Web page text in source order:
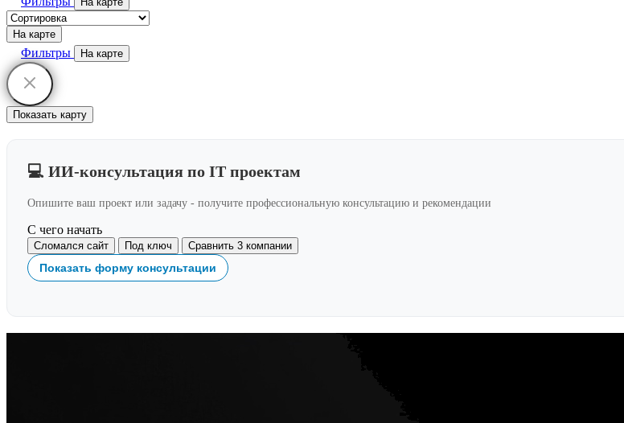
На карте
Фильтры На карте
Показать карту
💻 ИИ-консультация по IT проектам
Опишите ваш проект или задачу - получите профессиональную консультацию и рекомендации
С чего начать
Сломался сайт Под ключ Сравнить 3 компании
Показать форму консультации